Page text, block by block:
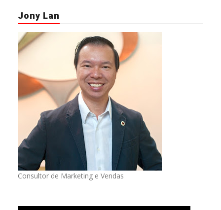
Jony Lan
Consultor de Marketing e Vendas